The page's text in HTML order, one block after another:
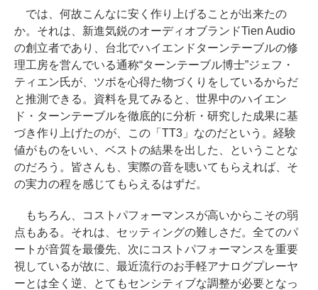
では、何故こんなに安く作り上げることが出来たの
か。それは、新進気鋭のオーディオブランドTien Audio
の創立者であり、台北でハイエンドターンテーブルの修
理工房を営んでいる通称“ターンテーブル博士”ジェフ・
ティエン氏が、ツボを心得た物づくりをしているからだ
と推測できる。資料を見てみると、世界中のハイエン
ド・ターンテーブルを徹底的に分析・研究した成果に基
づき作り上げたのが、この「TT3」なのだという。経験
値がものをいい、ベストの結果を出した、ということな
のだろう。皆さんも、実際の音を聴いてもらえれば、そ
の実力の程を感じてもらえるはずだ。
もちろん、コストパフォーマンスが高いからこその弱
点もある。それは、セッティングの難しさだ。全てのパ
ートが音質を最優先、次にコストパフォーマンスを重要
視しているが故に、最近流行のお手軽アナログプレーヤ
ーとは全く逆、とてもセンシティブな調整が必要となっ